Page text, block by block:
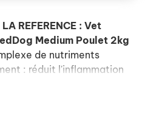
REFERENCE : Vet
Medium Poulet 2kg
de nutriments
: réduit l'inflammation
énergétique.